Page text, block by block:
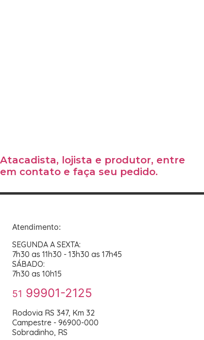
Atacadista, lojista e produtor, entre
em contato e faça seu pedido.
Atendimento:
SEGUNDA A SEXTA:
7h30 as 11h30 - 13h30 as 17h45
SÁBADO:
7h30 as 10h15
51 99901-2125
Rodovia RS 347, Km 32
Campestre - 96900-000
Sobradinho, RS